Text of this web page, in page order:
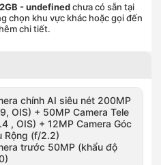
- undefinedchưa có sẵn tại
chọn khu vực khác hoặc gọi đến
chi tiết.
chính AI siêu nét 200MP
OIS) + 50MP Camera Tele
, OIS) + 12MP Camera Góc
Rộng (f/2.2)
trước 50MP (khẩu độ